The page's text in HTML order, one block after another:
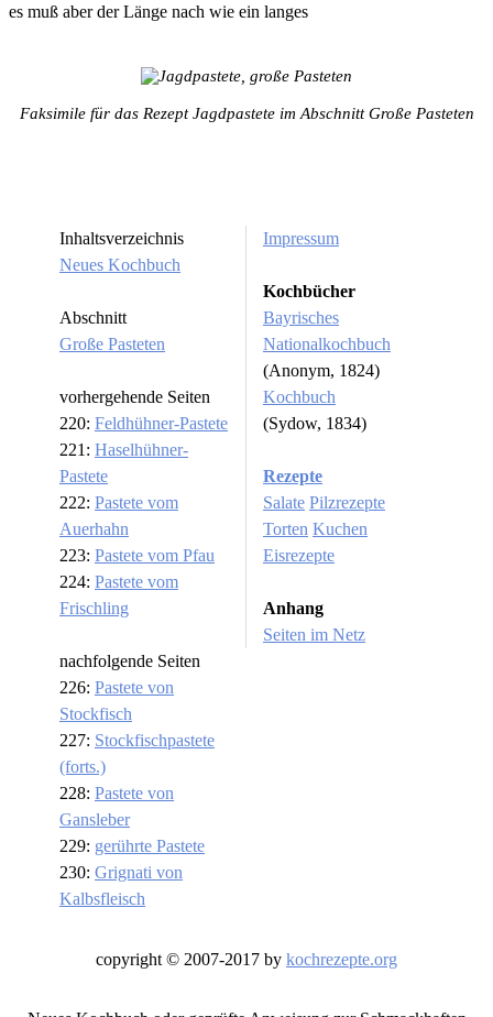
es muß aber der Länge nach wie ein langes
Faksimile für das Rezept Jagdpastete im Abschnitt Große Pasteten
Inhaltsverzeichnis
Neues Kochbuch
Abschnitt
Große Pasteten
vorhergehende Seiten
220: Feldhühner-Pastete
221: Haselhühner-
Pastete
222: Pastete vom
Auerhahn
223: Pastete vom Pfau
224: Pastete vom
Frischling
nachfolgende Seiten
226: Pastete von
Stockfisch
227: Stockfischpastete
(forts.)
228: Pastete von
Gansleber
229: gerührte Pastete
230: Grignati von
Kalbsfleisch
Impressum
Kochbücher
Bayrisches
Nationalkochbuch
(Anonym, 1824)
Kochbuch
(Sydow, 1834)
Rezepte
Salate Pilzrezepte
Torten Kuchen
Eisrezepte
Anhang
Seiten im Netz
copyright © 2007-2017 by kochrezepte.org